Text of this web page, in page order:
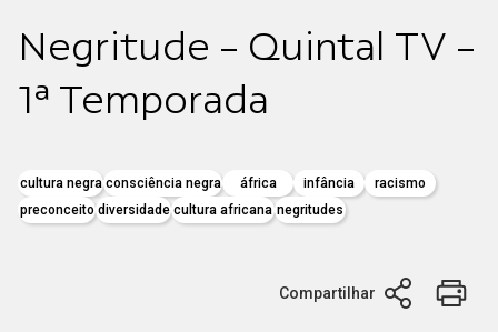
Negritude - Quintal TV -
1ª Temporada
cultura negra consciência negra áfrica infância
racismo
preconceito diversidade cultura africana negritudes
Compartilhar